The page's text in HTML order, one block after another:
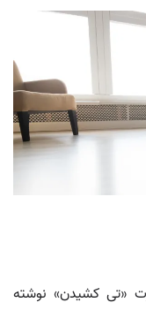
«تی کشیدن» نوشته